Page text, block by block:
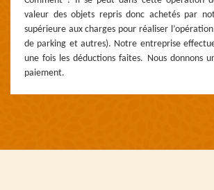
valeur des objets repris donc achetés par
supérieure aux charges pour réaliser
de parking et autres). Notre entreprise
une fois les déductions faites. Nous donnons
paiement.